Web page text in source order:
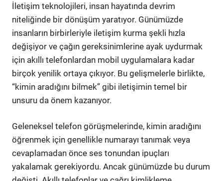
İletişim teknolojileri, insan hayatında devrim
niteliğinde bir dönüşüm yaratıyor. Günümüzde
insanların birbirleriyle iletişim kurma şekli hızla
değişiyor ve çağın gereksinimlerine ayak uydurmak
için akıllı telefonlardan mobil uygulamalara kadar
birçok yenilik ortaya çıkıyor. Bu gelişmelerle birlikte,
“kimin aradığını bilmek” gibi iletişimin temel bir
unsuru da önem kazanıyor.
Geleneksel telefon görüşmelerinde, kimin aradığını
öğrenmek için genellikle numarayı tanımak veya
cevaplamadan önce ses tonundan ipuçları
yakalamak gerekiyordu. Ancak günümüzde bu durum